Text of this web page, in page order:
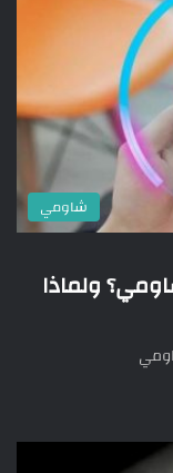
شاومي
ولماذا